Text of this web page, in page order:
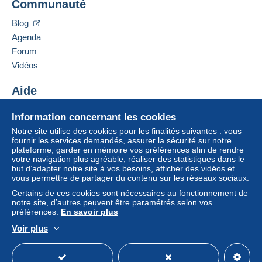
Paiement par :
Lettre (format normal/petite lettre)
2,50 €
Lettre suivie (format normal/petite lettre)
4,00 €
Lettre recommandée (format normal/petite
8,00 €
de livraison, vous devez être
membre et ouvrir une session.
Se
connect
er
S'inscri
re
13 CHEMIN DE TORREILLES
66510
Ajouter ce vendeur aux favoris
Information concernant les cookies
Notre site utilise des cookies pour les finalités suivantes : vous
fournir les services demandés, assurer la sécurité sur notre
plateforme, garder en mémoire vos préférences afin de rendre
votre navigation plus agréable, réaliser des statistiques dans le
but d’adapter notre site à vos besoins, afficher des vidéos et
vous permettre de partager du contenu sur les réseaux sociaux.
Certains de ces cookies sont nécessaires au fonctionnement de
notre site, d’autres peuvent être paramétrés selon vos
préférences. En savoir plus
Voir plus
Communauté
Blog
Agenda
Forum
Vidéos
Aide
Acheter sur Delcampe
Vendre sur Delcampe
Un site sécurisé